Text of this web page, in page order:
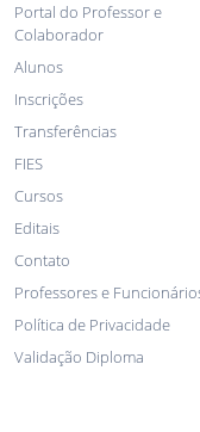
Portal do Professor e
Colaborador
Alunos
Inscrições
Transferências
FIES
Cursos
Editais
Contato
Professores e
Política de Privacidade
Validação Diploma